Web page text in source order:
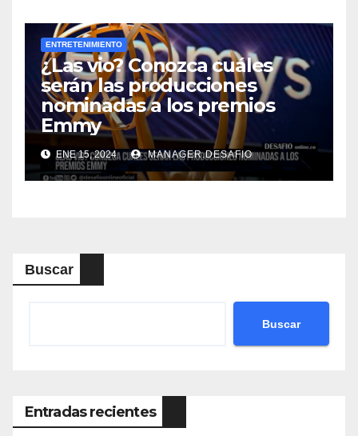
ENTRETENIMIENTO
¿Las vio? Conozca cuáles
serán las producciones
nominadas a los premios
Emmy
ENE 15, 2024 MANAGER.DESAFIO
Buscar
Buscar
Entradas recientes